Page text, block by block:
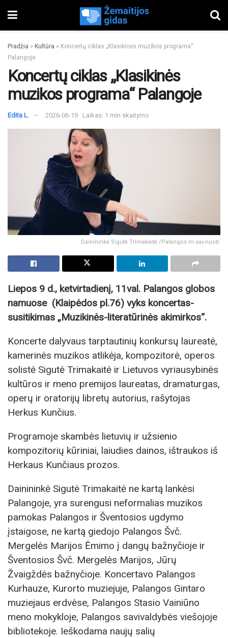
Pradžia » Kultūra » Koncertų ciklas „Klasikinės muzikos programa“
Palangoje
Koncertų ciklas „Klasikinės
muzikos programa“ Palangoje
Edita L. 2026-06-19 Laikas: 1 min skaitymo
Dainininkė Sigutė Trimakaitė /Palangos m.sav.nuotr.
Liepos 9 d., ketvirtadienį, 11val. Palangos globos
namuose (Klaipėdos pl.76) vyks koncertas-
susitikimas „Muzikinės-literatūrinės akimirkos“.
Koncerte dalyvaus tarptautinių konkursų laureatė,
kamerinės muzikos atlikėja, kompozitorė, operos
solistė Sigutė Trimakaitė ir Lietuvos vyriausybinės
kultūros ir meno premijos laureatas, dramaturgas,
operų ir oratorijų libretų autorius, rašytojas
Herkus Kunčius.
Programoje skambės lietuvių ir užsienio
kompozitorių kūriniai, laiudies dainos, ištraukos iš
Herkaus Kunčiaus prozos.
Dainininkė Sigutė Trimakaitė ne kartą lankėsi
Palangoje, yra surengusi neformalias muzikos
pamokas Palangos ir Šventosios ugdymo
įstaigose, ne kartą giedojo Palangos Švč.
Mergelės Marijos Ėmimo į dangų bažnyčioje ir
Šventosios Švč. Mergelės Marijos, Jūrų
Žvaigždės bažnyčioje. Koncertavo Palangos
Kurhauze, Kurorto muziejuje, Palangos Gintaro
muziejaus erdvėse, Palangos Stasio Vainiūno
meno mokykloje, Palangos savivaldybės viešojoje
bibliotekoje. Ieškodama naujų salių